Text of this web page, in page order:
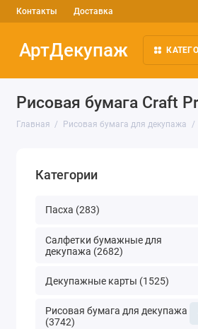
Контакты Доставка
АртДекупаж
Рисовая бумага Craft
Главная Рисовая бумага для декупажа
Категории
Пасха (283)
Салфетки бумажные для
декупажа (2682)
Декупажные карты (1525)
Рисовая бумага для декупажа
(3742)